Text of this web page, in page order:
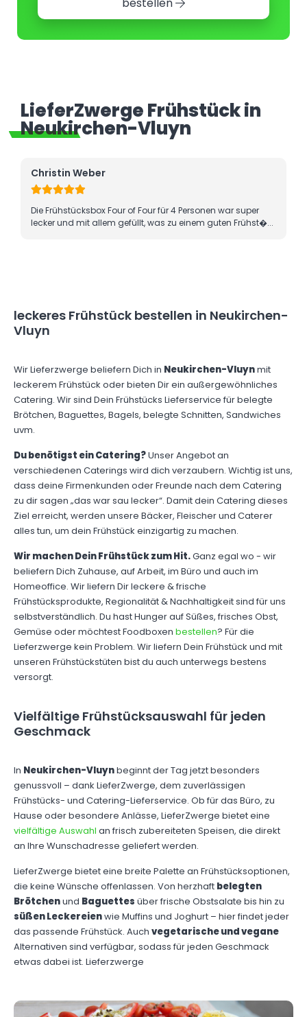
LieferZwerge Frühstück in
Neukirchen-Vluyn
Christin Weber
Die Frühstücksbox Four of Four für 4 Personen war super
lecker und mit allem gefüllt, was zu einem guten Frühst�...
leckeres Frühstück bestellen in Neukirchen-
Vluyn
Wir Lieferzwerge beliefern Dich in Neukirchen-Vluynmit
leckerem Frühstück oder bieten Dir ein außergewöhnliches
Catering. Wir sind Dein Frühstücks Lieferservice für belegte
Brötchen, Baguettes, Bagels, belegte Schnitten, Sandwiches
uvm.
Du benötigst ein Catering?Unser Angebot an
verschiedenen Caterings wird dich verzaubern. Wichtig ist uns,
dass deine Firmenkunden oder Freunde nach dem Catering
zu dir sagen „das war sau lecker“. Damit dein Catering dieses
Ziel erreicht, werden unsere Bäcker, Fleischer und Caterer
alles tun, um dein Frühstück einzigartig zu machen.
Wir machen Dein Frühstück zum Hit.Ganz egal wo - wir
beliefern Dich Zuhause, auf Arbeit, im Büro und auch im
Homeoffice. Wir liefern Dir leckere & frische
Frühstücksprodukte, Regionalität & Nachhaltigkeit sind für uns
selbstverständlich. Du hast Hunger auf Süßes, frisches Obst,
Gemüse oder möchtest Foodboxen bestellen? Für die
Lieferzwerge kein Problem. Wir liefern Dein Frühstück und mit
unseren Frühstückstüten bist du auch unterwegs bestens
versorgt.
Vielfältige Frühstücksauswahl für jeden
Geschmack
In Neukirchen-Vluynbeginnt der Tag jetzt besonders
genussvoll – dank LieferZwerge, dem zuverlässigen
Frühstücks- und Catering-Lieferservice. Ob für das Büro, zu
Hause oder besondere Anlässe, LieferZwerge bietet eine
vielfältige Auswahl an frisch zubereiteten Speisen, die direkt
an Ihre Wunschadresse geliefert werden.
LieferZwerge bietet eine breite Palette an Frühstücksoptionen,
die keine Wünsche offenlassen. Von herzhaft belegten
Brötchenund Baguettes über frische Obstsalate bis hin zu
süßen Leckereienwie Muffins und Joghurt – hier findet jeder
das passende Frühstück. Auch vegetarische und vegane
Alternativen sind verfügbar, sodass für jeden Geschmack
etwas dabei ist. Lieferzwerge